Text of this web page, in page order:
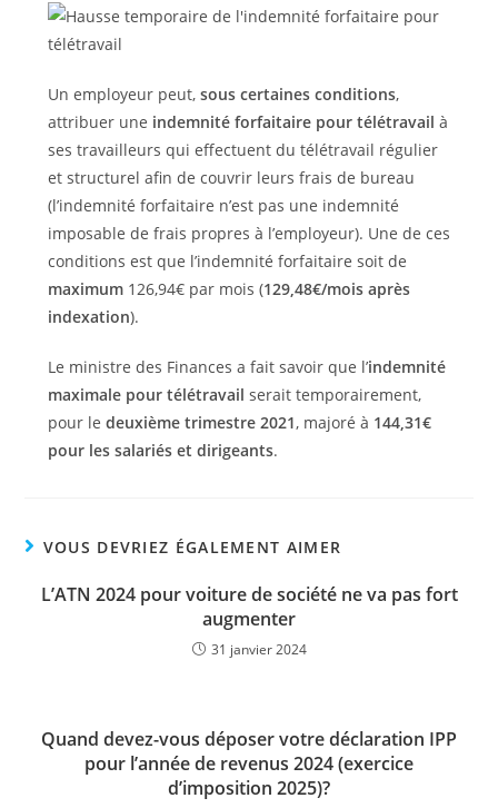
Un employeur peut, sous certaines conditions,
attribuer une indemnité forfaitaire pour télétravail à
ses travailleurs qui effectuent du télétravail régulier
et structurel afin de couvrir leurs frais de bureau
(l’indemnité forfaitaire n’est pas une indemnité
imposable de frais propres à l’employeur). Une de ces
conditions est que l’indemnité forfaitaire soit de
maximum126,94€ par mois (129,48€/mois après
indexation).
Le ministre des Finances a fait savoir que l’indemnité
maximale pour télétravail serait temporairement,
pour le deuxième trimestre 2021, majoré à 144,31€
pour les salariés et dirigeants.
VOUS DEVRIEZ ÉGALEMENT AIMER
L’ATN 2024 pour voiture de société ne va pas fort
augmenter
31 janvier 2024
Quand devez-vous déposer votre déclaration IPP
pour l’année de revenus 2024 (exercice
d’imposition 2025)?